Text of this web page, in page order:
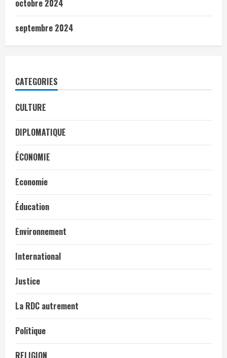
octobre 2024
septembre 2024
CATEGORIES
CULTURE
DIPLOMATIQUE
ÉCONOMIE
Economie
Éducation
Environnement
International
Justice
La RDC autrement
Politique
RELIGION